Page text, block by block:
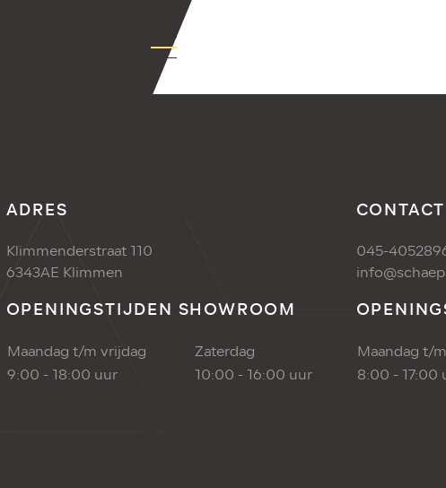
+Contact
ADRES
Klimmenderstraat 110
6343AE Klimmen
CONTACT
045-
OPENINGSTIJDEN SHOWROOM
Maandag t/m vrijdag
Zaterdag
9:00 - 18:00 uur
10:00 - 16:00 uur
Maandag t/
8:00 - 17:00